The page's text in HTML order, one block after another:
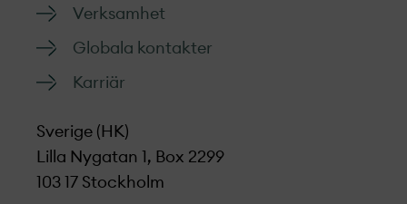
Verksamhet
Globala kontakter
Karriär
Sverige (HK)
Lilla Nygatan 1, Box 2299
103 17 Stockholm